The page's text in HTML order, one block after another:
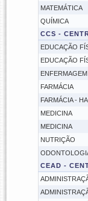
MATEMÁTICA
QUÍMICA
CCS -
EDUCAÇÃO
EDUCAÇÃO
ENFERMAGEM
FARMÁCIA
FARMÁCIA -
MEDICINA
MEDICINA
NUTRIÇÃO
CEAD -